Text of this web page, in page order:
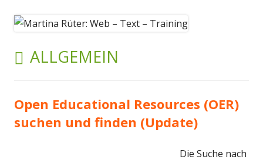
KATEGORIE:
ALLGEMEIN
Open Educational Resources (OER)
suchen und finden (Update)
Die Suche nach